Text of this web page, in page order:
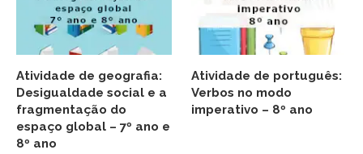
Atividade de geografia:
Desigualdade social e a
fragmentação do
espaço global – 7º ano e
8º ano
Atividade de português:
Verbos no modo
imperativo – 8º ano